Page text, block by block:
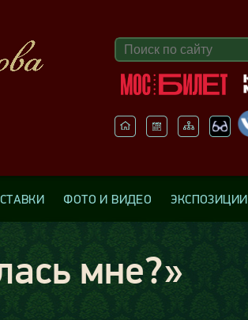
ФОТО И ВИДЕО ЭКСПОЗИЦИИ
мне?»